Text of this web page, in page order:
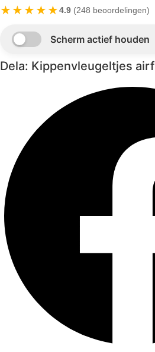
★★★★★4.9 (248 beoordelingen)
Dela: Kippenvleugeltjes